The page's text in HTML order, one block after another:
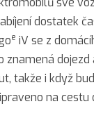
dostatek
e iV se z
znamená
takže i když
na cestu